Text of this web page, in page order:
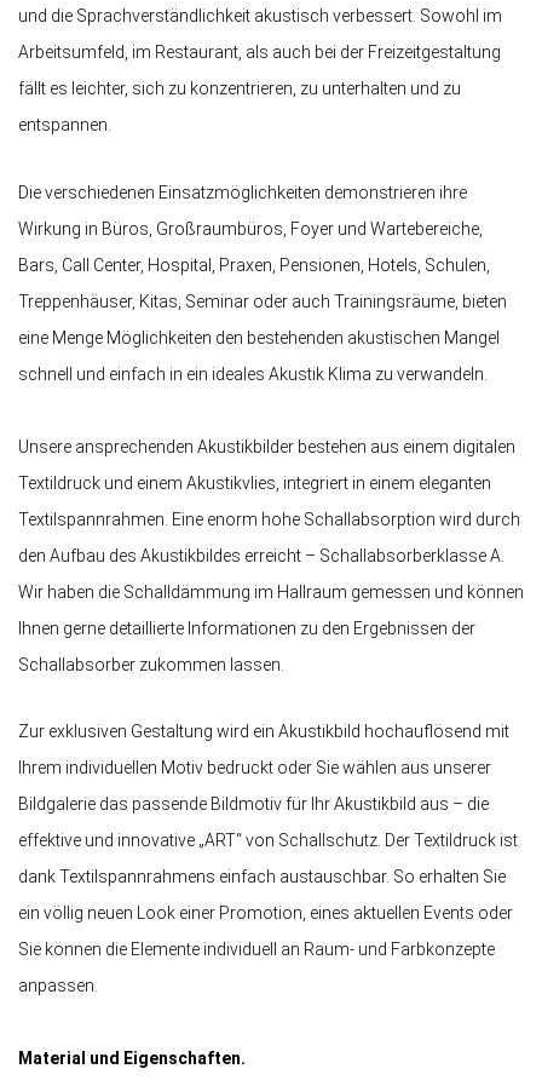
und die Sprachverständlichkeit akustisch verbessert. Sowohl im
Arbeitsumfeld, im Restaurant, als auch bei der Freizeitgestaltung
fällt es leichter, sich zu konzentrieren, zu unterhalten und zu
entspannen.
Die verschiedenen Einsatzmöglichkeiten demonstrieren ihre
Wirkung in Büros, Großraumbüros, Foyer und Wartebereiche,
Bars, Call Center, Hospital, Praxen, Pensionen, Hotels, Schulen,
Treppenhäuser, Kitas, Seminar oder auch Trainingsräume, bieten
eine Menge Möglichkeiten den bestehenden akustischen Mangel
schnell und einfach in ein ideales Akustik Klima zu verwandeln.
Unsere ansprechenden Akustikbilder bestehen aus einem digitalen
Textildruck und einem Akustikvlies, integriert in einem eleganten
Textilspannrahmen. Eine enorm hohe Schallabsorption wird durch
den Aufbau des Akustikbildes erreicht – Schallabsorberklasse A.
Wir haben die Schalldämmung im Hallraum gemessen und können
Ihnen gerne detaillierte Informationen zu den Ergebnissen der
Schallabsorber zukommen lassen.
Zur exklusiven Gestaltung wird ein Akustikbild hochauflösend mit
Ihrem individuellen Motiv bedruckt oder Sie wählen aus unserer
Bildgalerie das passende Bildmotiv für Ihr Akustikbild aus – die
effektive und innovative „ART“ von Schallschutz. Der Textildruck ist
dank Textilspannrahmens einfach austauschbar. So erhalten Sie
ein völlig neuen Look einer Promotion, eines aktuellen Events oder
Sie können die Elemente individuell an Raum- und Farbkonzepte
anpassen.
Material und Eigenschaften.